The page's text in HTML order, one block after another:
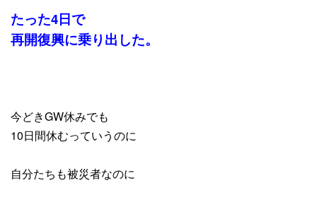
たった4日で
再開復興に乗り出した。
今どきGW休みでも
10日間休むっていうのに
自分たちも被災者なのに